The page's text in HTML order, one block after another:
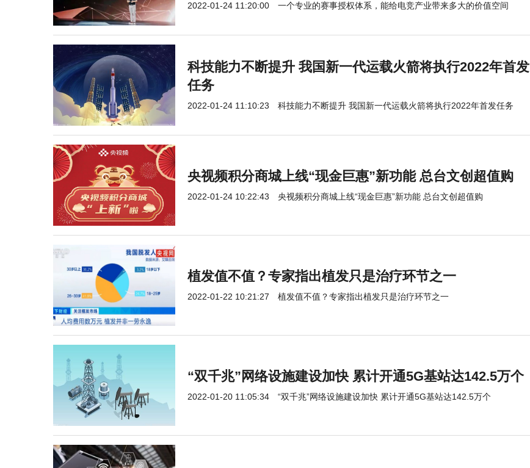
2022-01-24 11:20:00 一个专业的赛事授权体系，能给电竞产业带来多大的价值空间
科技能力不断提升 我国新一代运载火箭将执行2022年首发
任务
2022-01-24 11:10:23 科技能力不断提升 我国新一代运载火箭将执行2022年首发任务
央视频积分商城上线“现金巨惠”新功能 总台文创超值购
2022-01-24 10:22:43 央视频积分商城上线“现金巨惠”新功能 总台文创超值购
植发值不值？专家指出植发只是治疗环节之一
2022-01-22 10:21:27 植发值不值？专家指出植发只是治疗环节之一
“双千兆”网络设施建设加快 累计开通5G基站达142.5万个
2022-01-20 11:05:34 “双千兆”网络设施建设加快 累计开通5G基站达142.5万个